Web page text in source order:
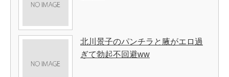
北川景子のパンチラと腋がエロ過
ぎて勃起不回避ww